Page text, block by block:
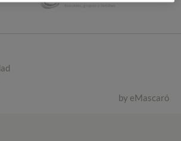
by eMascaró